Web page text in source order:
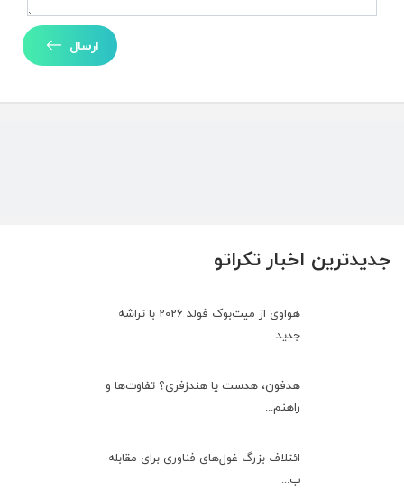
جدیدترین اخبار تکراتو
هواوی از میت‌بوک فولد 2026 با تراشه
جدید...
هدفون، هدست یا هندزفری؟ تفاوت‌ها و
راهنم...
ائتلاف بزرگ غول‌های فناوری برای مقابله
ب...
ارسال